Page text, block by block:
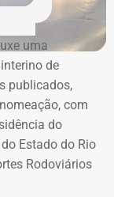
e
que
da
contra a
uma
de
publicados,
com
do
Estado do Rio
Rodoviários